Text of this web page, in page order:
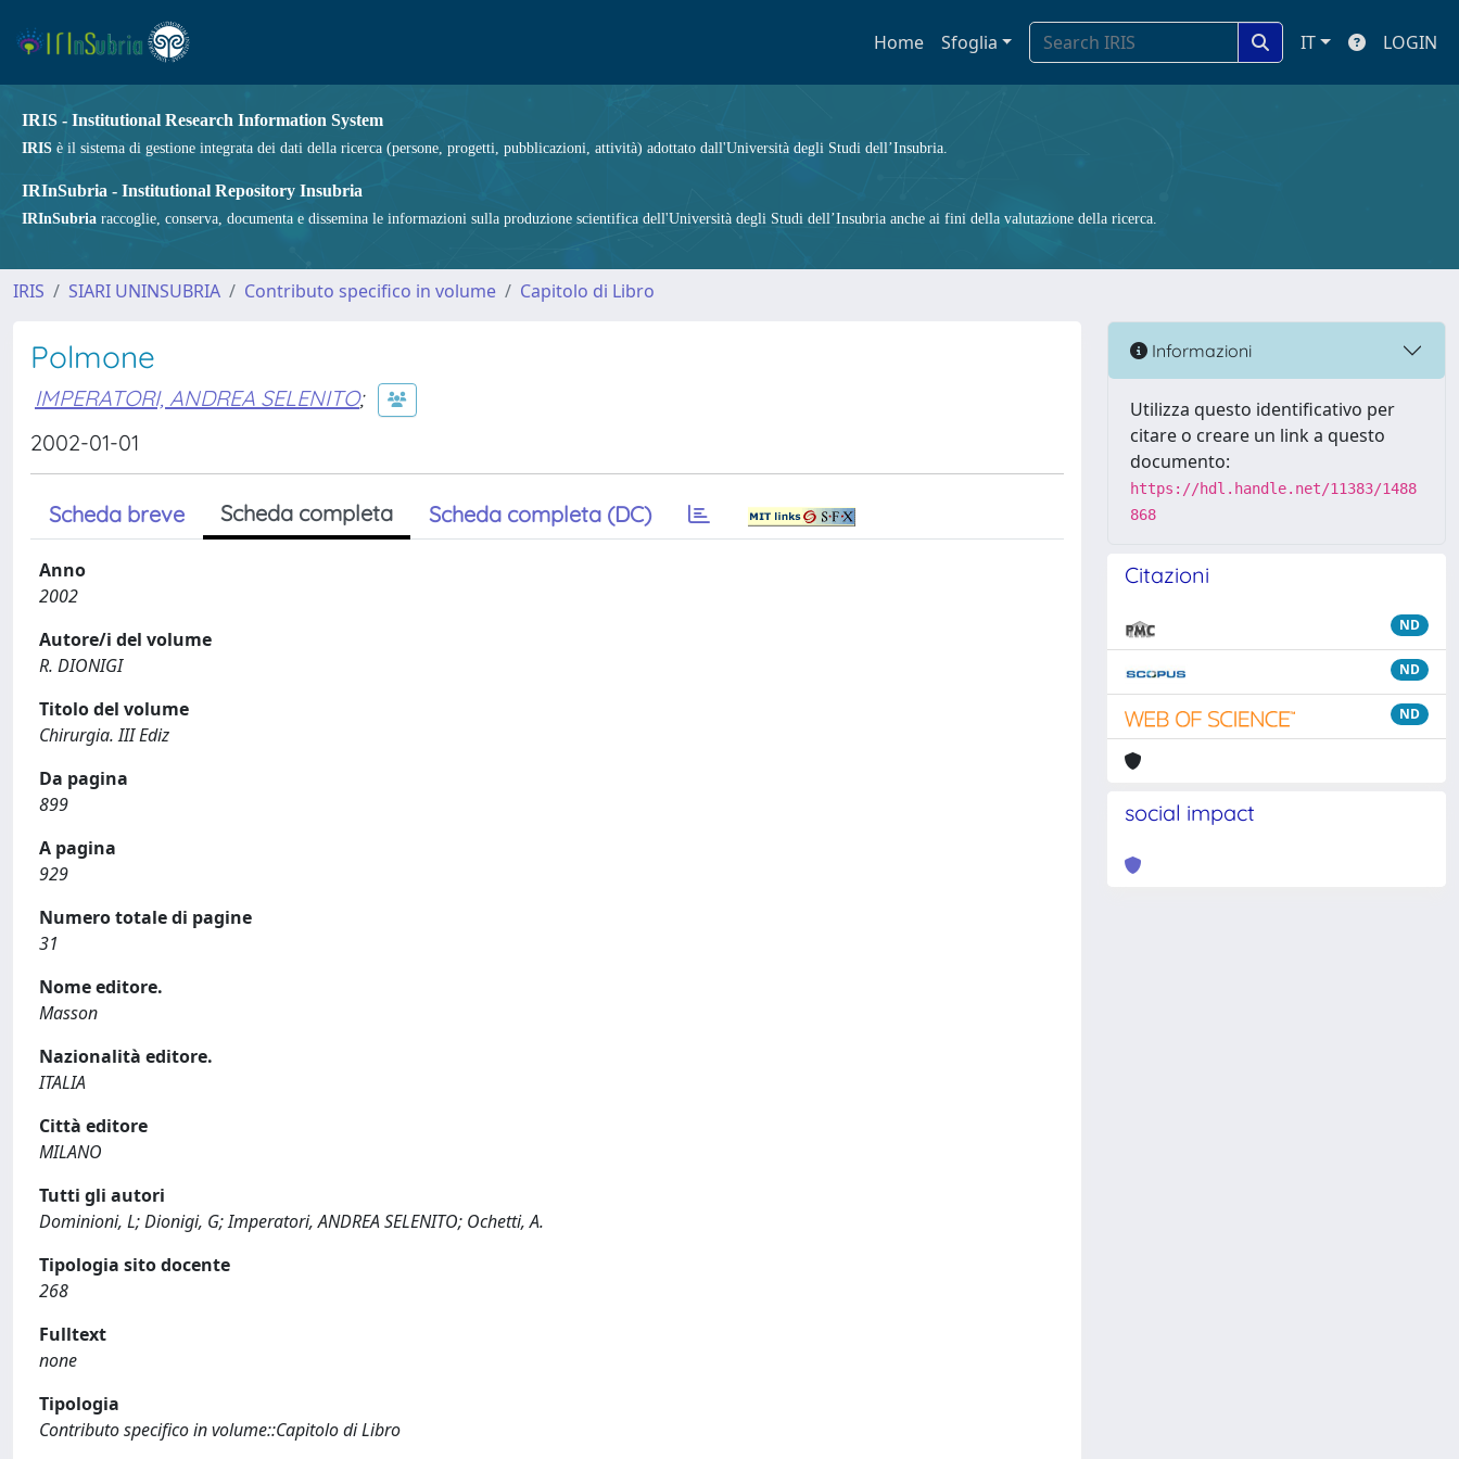
Home Sfoglia IT LOGIN
IRIS - Institutional Research Information System
IRIS è il sistema di gestione integrata dei dati della ricerca (persone, progetti, pubblicazioni, attività) adottato dall'Università degli Studi dell’Insubria.
IRInSubria - Institutional Repository Insubria
IRInSubria raccoglie, conserva, documenta e dissemina le informazioni sulla produzione scientifica dell'Università degli Studi dell’Insubria anche ai fini della valutazione della ricerca.
IRIS SIARI UNINSUBRIA Contributo specifico in volume Capitolo di Libro
Polmone
IMPERATORI, ANDREA SELENITO;
2002-01-01
Scheda breve Scheda completa Scheda completa (DC)
Anno
2002
Autore/i del volume
R. DIONIGI
Titolo del volume
Chirurgia. III Ediz
Da pagina
899
A pagina
929
Numero totale di pagine
31
Nome editore.
Masson
Nazionalità editore.
ITALIA
Città editore
MILANO
Tutti gli autori
Dominioni, L; Dionigi, G; Imperatori, ANDREA SELENITO; Ochetti, A.
Tipologia sito docente
268
Fulltext
none
Tipologia
Contributo specifico in volume::Capitolo di Libro
Informazioni
Utilizza questo identificativo per
citare o creare un link a questo
documento:
https://hdl.handle.net/11383/1488
868
Citazioni
ND
ND
ND
social impact